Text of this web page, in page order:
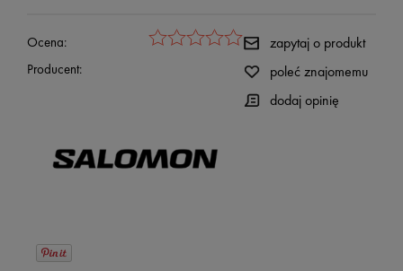
Ocena:
Producent:
zapytaj o produkt
poleć znajomemu
dodaj opinię